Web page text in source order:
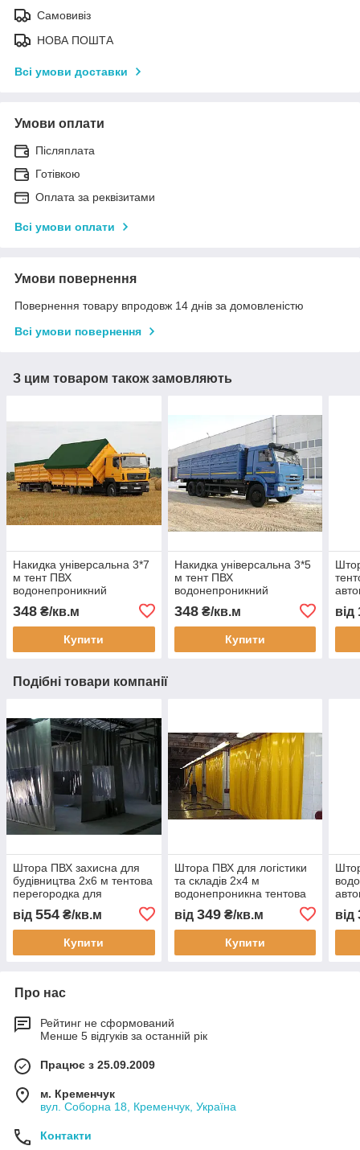
Самовивіз
НОВА ПОШТА
Всі умови доставки
Умови оплати
Післяплата
Готівкою
Оплата за реквізитами
Всі умови оплати
Умови повернення
Повернення товару впродовж 14 днів за домовленістю
Всі умови повернення
З цим товаром також замовляють
Накидка універсальна 3*7
м тент ПВХ
водонепроникний
тент захисний тент на
замовлення доставка
348 ₴/кв.м
Купити
Накидка універсальна 3*5
м тент ПВХ
водонепроникний
тент на кузов тент
захисний тент на
замовлення доставка
348₴/кв.м
Купити
від
Подібні товари компанії
Штора ПВХ захисна для
будівництва 2x6 м тентова
перегородка для
цеху водонепроникна
захист обладнання
від 554 ₴/кв.м
Купити
Штора ПВХ для логістики
та складів 2x4 м
водонепроникна тентова
автомийки цеху складу
захист обладнання
від 349₴/кв.м
Купити
від
Про нас
Рейтинг не сформований
Менше 5 відгуків за останній рік
Працює з 25.09.2009
м. Кременчук
вул. Соборна 18, Кременчук, Україна
Контакти